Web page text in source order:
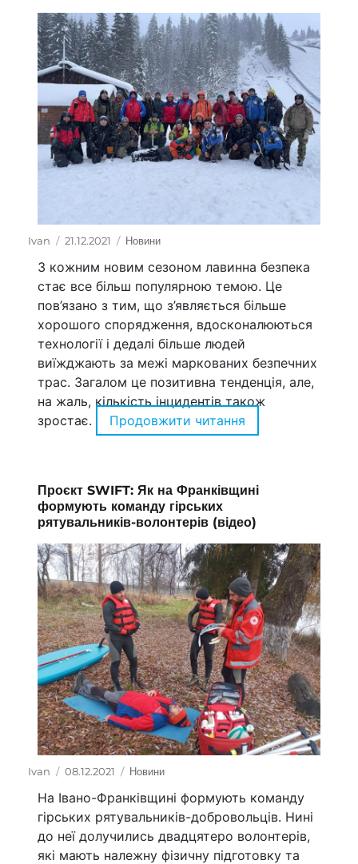
Автор
Ivan Оприлюднено
21.12.2021 Категорії
Новини
З кожним новим сезоном лавинна безпека
стає все більш популярною темою. Це
пов’язано з тим, що з’являється більше
хорошого спорядження, вдосконалюються
технології і дедалі більше людей
виїжджають за межі маркованих безпечних
трас. Загалом це позитивна тенденція, але,
на жаль, кількість інцидентів також
зростає.
Продовжити читання
Проєкт SWIFT: Як на Франківщині
формують команду гірських
рятувальників-волонтерів (відео)
Автор
Ivan Оприлюднено
08.12.2021 Категорії
Новини
На Івано-Франківщині формують команду
гірських рятувальників-добровольців. Нині
до неї долучились двадцятеро волонтерів,
які мають належну фізичну підготовку та